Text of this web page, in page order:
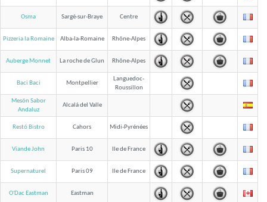
Osma Sargé-sur-Braye Centre
Pizzeria la Romaine Alba-la-Romaine Rhône-Alpes
Auberge Monnet La roche de Glun Rhône-Alpes
Baci Baci Montpellier
Languedoc-
Roussillon
Mesón Sabor
Andaluz
Alcalá del Valle
Restó Bistro Cahors Midi-Pyrénées
Viande John Paris 10 Ile de France
Supernaturel Paris 09 Ile de France
O'Dac Eastman Eastman